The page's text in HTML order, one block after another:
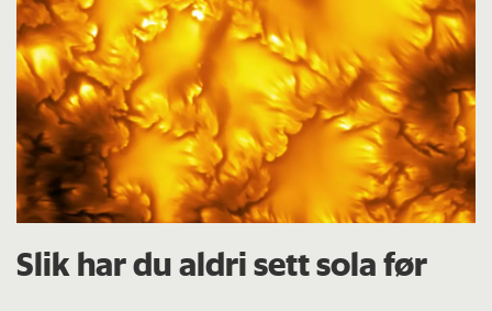
Slik har du aldri sett sola før